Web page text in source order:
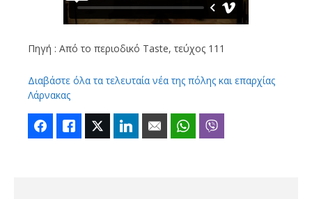
Πηγή : Από το περιοδικό Taste, τεύχος 111
Διαβάστε όλα τα τελευταία νέα της πόλης και επαρχίας
Λάρνακας
FacebookLike Twitter LinkedIn Email WhatsApp